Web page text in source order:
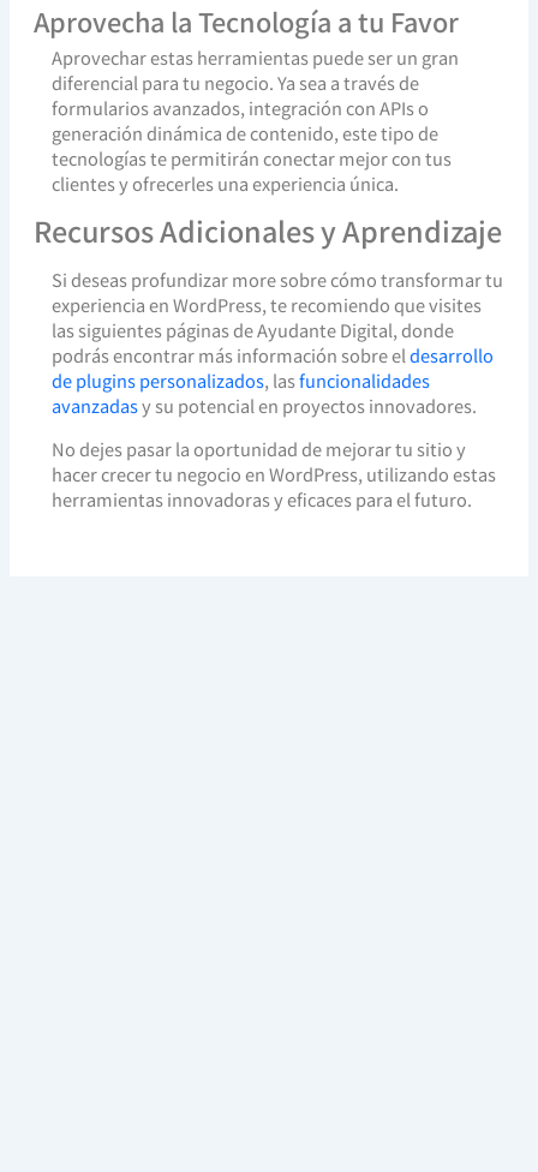
Aprovecha la Tecnología a tu Favor
Aprovechar estas herramientas puede ser un gran
diferencial para tu negocio. Ya sea a través de
formularios avanzados, integración con APIs o
generación dinámica de contenido, este tipo de
tecnologías te permitirán conectar mejor con tus
clientes y ofrecerles una experiencia única.
Recursos Adicionales y Aprendizaje
Si deseas profundizar more sobre cómo transformar tu
experiencia en WordPress, te recomiendo que visites
las siguientes páginas de Ayudante Digital, donde
podrás encontrar más información sobre eldesarrollo
de plugins personalizados, lasfuncionalidades
avanzadasy su potencial en proyectos innovadores.
No dejes pasar la oportunidad de mejorar tu sitio y
hacer crecer tu negocio en WordPress, utilizando estas
herramientas innovadoras y eficaces para el futuro.